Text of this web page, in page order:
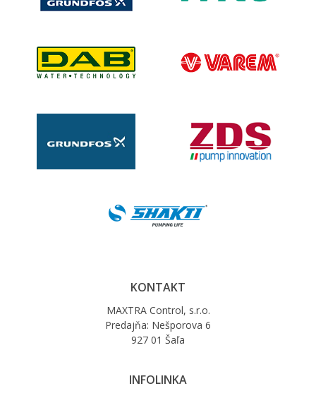
KONTAKT
MAXTRA Control, s.r.o.
Predajňa: Nešporova 6
927 01 Šaľa
INFOLINKA